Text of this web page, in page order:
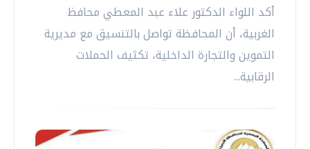
أكد اللواء الدكتور علاء عبد المعطي محافظ
الغربية، أن المحافظة تواصل بالتنسيق مع مديرية
التموين والتجارة الداخلية، تكثيف الحملات
الرقابية...